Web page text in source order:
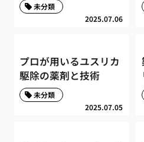
2025.07.06
未分類
プロが用いるユスリカ
駆除の薬剤と技術
2025.07.05
未分類